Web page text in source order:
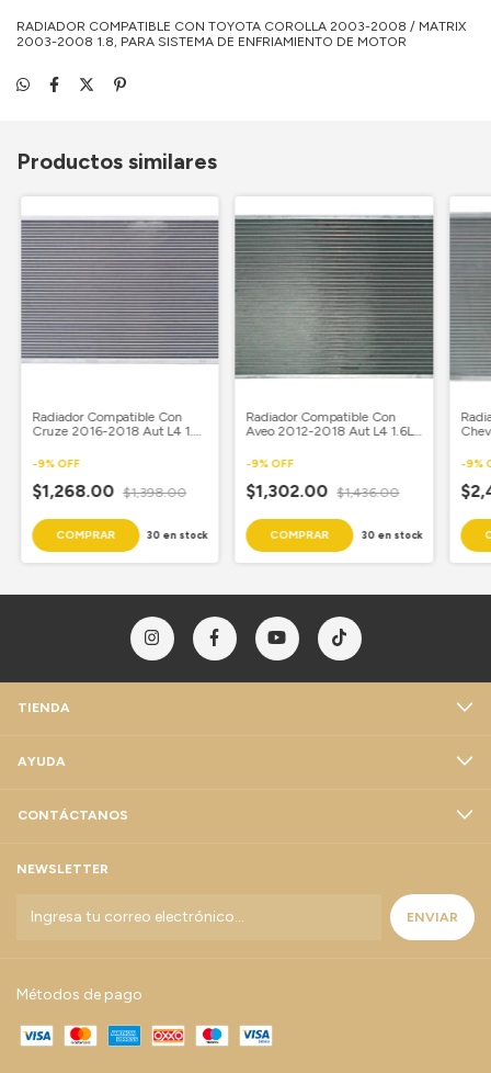
RADIADOR COMPATIBLE CON TOYOTA COROLLA 2003-2008 / MATRIX
2003-2008 1.8, PARA SISTEMA DE ENFRIAMIENTO DE MOTOR
Productos similares
Radiador Compatible Con
Cruze 2016-2018 Aut L4 1.4L
-9%OFF
$1,268.00 $1,398.00
30 en stock
Radiador Compatible Con
Aveo 2012-2018 Aut L4 1.6L
Soldado Samui
-9%OFF
$1,302.00 $1,436.00
30 en stock
2/
-9%
TIENDA
AYUDA
CONTÁCTANOS
NEWSLETTER
Métodos de pago